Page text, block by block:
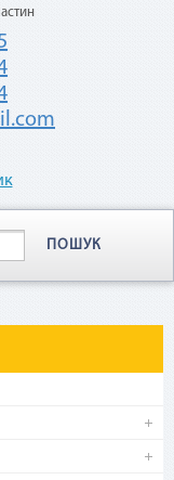
ПОШУК